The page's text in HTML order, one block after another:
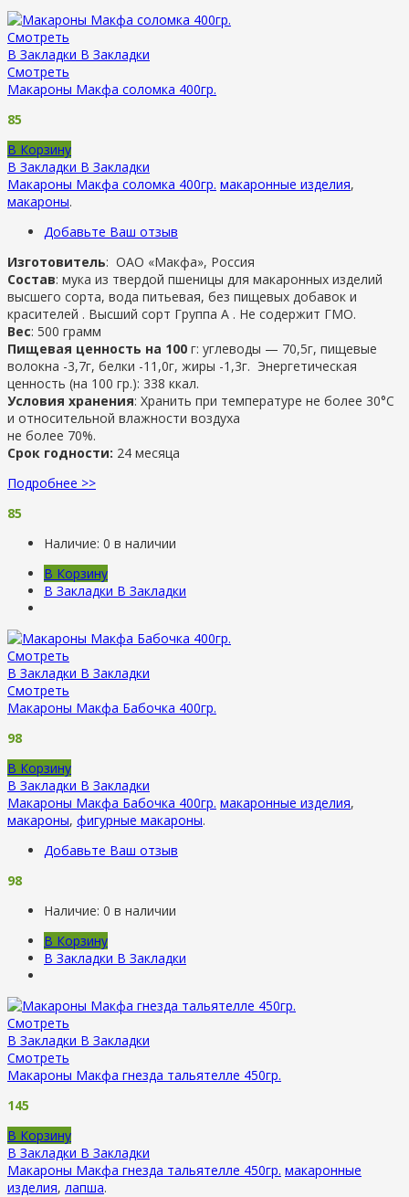
Смотреть
В Закладки В Закладки
Смотреть
Макароны Макфа соломка 400гр.
85
В Корзину
В Закладки В Закладки
Макароны Макфа соломка 400гр. макаронные изделия,
макароны.
Добавьте Ваш отзыв
Изготовитель: ОАО «Макфа», Россия
Состав: мука из твердой пшеницы для макаронных изделий
высшего сорта, вода питьевая, без пищевых добавок и
красителей . Высший сорт Группа А . Не содержит ГМО.
Вес: 500 грамм
Пищевая ценность на 100 г: углеводы — 70,5г, пищевые
волокна -3,7г, белки -11,0г, жиры -1,3г. Энергетическая
ценность (на 100 гр.): 338 ккал.
Условия хранения: Хранить при температуре не более 30°С
и относительной влажности воздуха
не более 70%.
Срок годности: 24 месяца
Подробнее >>
85
Наличие: 0 в наличии
В Корзину
В Закладки В Закладки
Смотреть
В Закладки В Закладки
Смотреть
Макароны Макфа Бабочка 400гр.
98
В Корзину
В Закладки В Закладки
Макароны Макфа Бабочка 400гр. макаронные изделия,
макароны, фигурные макароны.
Добавьте Ваш отзыв
98
Наличие: 0 в наличии
В Корзину
В Закладки В Закладки
Смотреть
В Закладки В Закладки
Смотреть
Макароны Макфа гнезда тальятелле 450гр.
145
В Корзину
В Закладки В Закладки
Макароны Макфа гнезда тальятелле 450гр. макаронные
изделия, лапша.